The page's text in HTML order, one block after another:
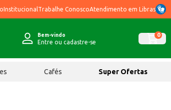
Institucional Trabalhe ConoscoAtendimento em Libras
Bem-vindo
Entre ou cadastre-se
0
Cafés Super Ofertas